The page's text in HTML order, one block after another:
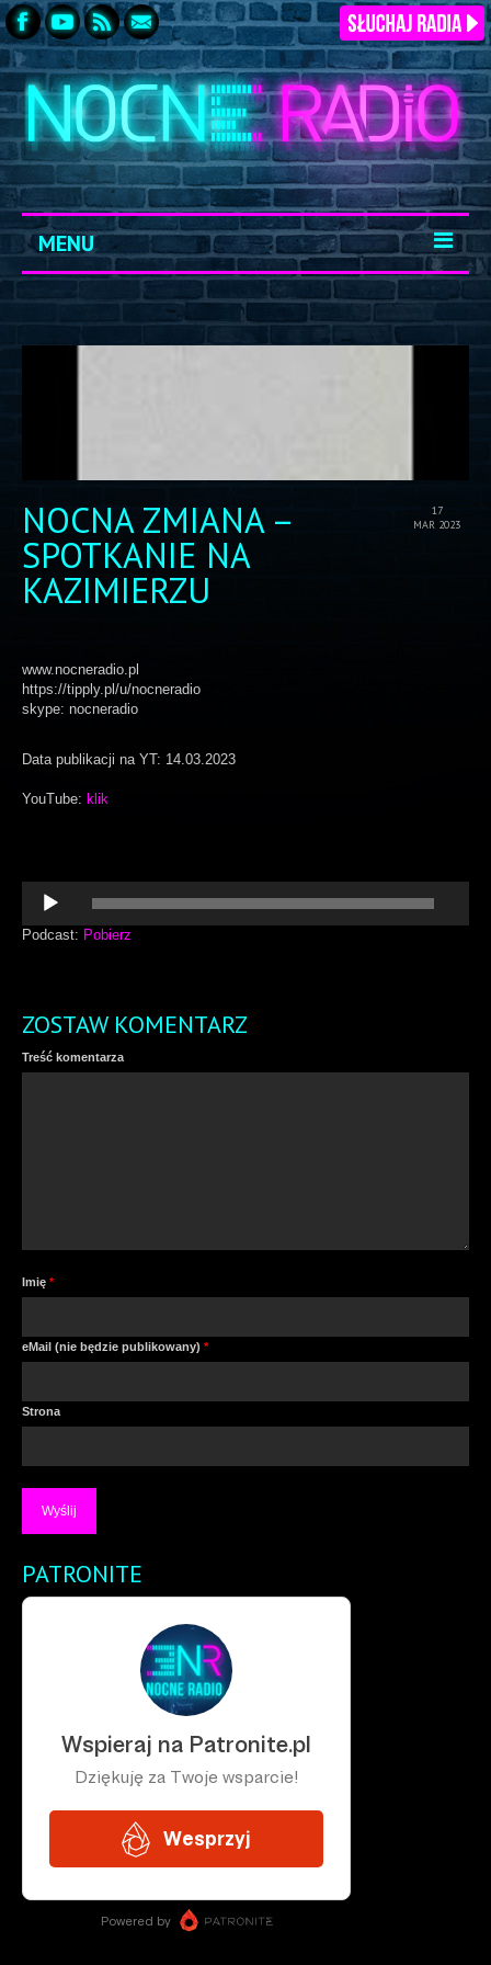
MENU
START
ARCHIWUM
17
MAR 2023
NOCNA ZMIANA –
SPOTKANIE NA
KAZIMIERZU
www.nocneradio.pl
https://tipply.pl/u/nocneradio
skype: nocneradio
Data publikacji na YT: 14.03.2023
YouTube: klik
Odtwarzacz
plików
dźwiękowych
Podcast: Pobierz
ZOSTAW KOMENTARZ
Treść komentarza
Imię *
eMail (nie będzie publikowany) *
Strona
PATRONITE